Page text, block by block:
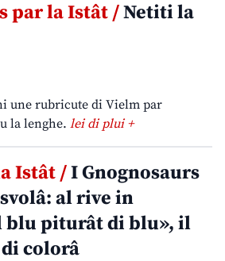
par la Istât /Netiti la
une rubricute di Vielm par
la lenghe. lei di plui +
Istât /I Gnognosaurs
al rive in
blu piturât di blu», il
colorâ